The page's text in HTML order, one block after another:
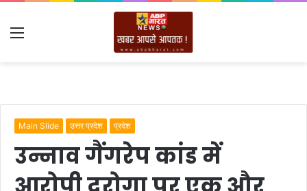
Menu
Main Slide उत्तर प्रदेश प्रदेश
उन्नाव गैंगरेप कांड में